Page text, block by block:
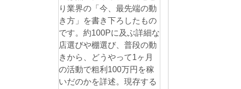
り業界の「今、最先端の動
き方」を書き下ろしたもの
です。約100Pに及ぶ詳細な
店選びや棚選び、普段の動
きから、どうやって1ヶ月
の活動で粗利100万円を稼
いだのかを詳述。現存する